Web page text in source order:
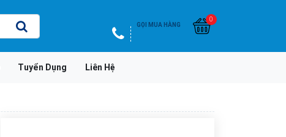
GỌI MUA HÀNG
0
Tuyển Dụng Liên Hệ